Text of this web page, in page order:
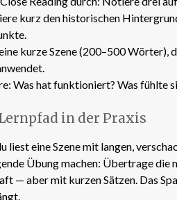
kurz den historischen
kurze Szene (200–500
Was hat funktioniert? Was fühlte
in der Praxis
liest eine Szene mit langen,
Übung machen: Übertrage die
— aber mit kurzen Sätzen. Das